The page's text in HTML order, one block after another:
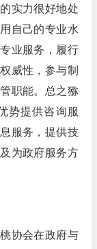
实力很好地处
自己的专业水
业服务，履行
威性，参与制
职能。总之猕
势提供咨询服
服务，提供技
为政府服务方
协会在政府与